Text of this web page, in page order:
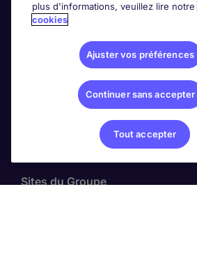
Contact
Les avis Google
Nos offres d'emploi
Sites du Groupe
plus d'informations, veuillez lire notre
cookies
Ajuster vos préférences
Continuer sans accepter
Tout accepter